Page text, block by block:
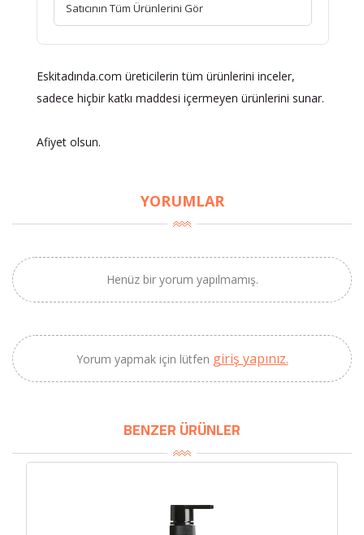
Satıcının Tüm Ürünlerini Gör
Eskitadında.com üreticilerin tüm ürünlerini inceler,
sadece hiçbir katkı maddesi içermeyen ürünlerini sunar.
Afiyet olsun.
YORUMLAR
Henüz bir yorum yapılmamış.
Yorum yapmak için lütfen giriş yapınız.
BENZER ÜRÜNLER
BU HAFTANIN PLANLI İNDİRİMİ
2690,00 TL
Kaan Olgun Hasat
Zeytinyağı (5lt, Soğuk